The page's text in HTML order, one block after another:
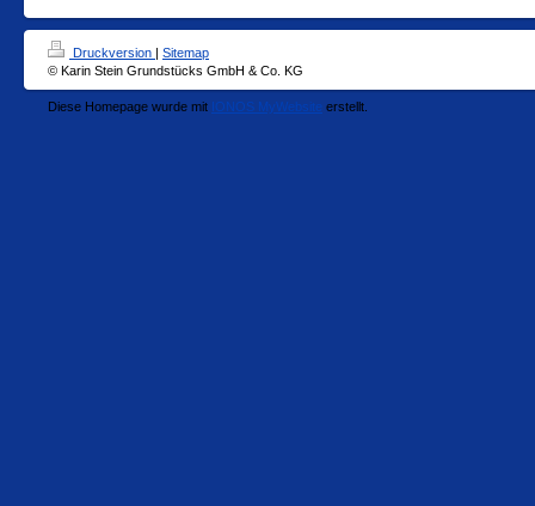
Druckversion | Sitemap
© Karin Stein Grundstücks GmbH & Co. KG
Diese Homepage wurde mit IONOS MyWebsite erstellt.